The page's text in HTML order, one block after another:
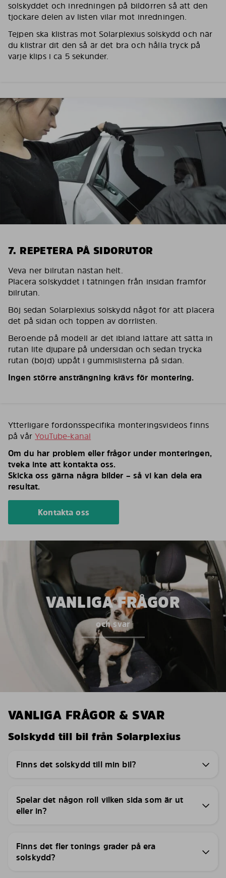
solskyddet och inredningen på bildörren så att den
tjockare delen av listen vilar mot inredningen.
Tejpen ska klistras mot Solarplexius solskydd och när
du klistrar dit den så är det bra och hålla tryck på
varje klips i ca 5 sekunder.
7. REPETERA PÅ SIDORUTOR
Veva ner bilrutan nästan helt.
Placera solskyddet i tätningen från insidan framför
bilrutan.
Böj sedan Solarplexius solskydd något för att placera
det på sidan och toppen av dörrlisten.
Beroende på modell är det ibland lättare att sätta in
rutan lite djupare på undersidan och sedan trycka
rutan (böjd) uppåt i gummislisterna på sidan.
Ingen större ansträngning krävs för montering.
Ytterligare fordonsspecifika monteringsvideos finns
på vårYouTube-kanal
Om du har problem eller frågor under monteringen,
tveka inte att kontakta oss.
Skicka oss gärna några bilder – så vi kan dela era
resultat.
Kontakta oss
VANLIGA FRÅGOR
och svar
VANLIGA FRÅGOR & SVAR
Solskydd till bil från Solarplexius
Finns det solskydd till min bil?
Spelar det någon roll vilken sida som är ut
eller in?
Finns det fler tonings grader på era
solskydd?